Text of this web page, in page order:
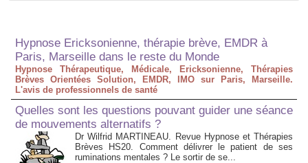
Hypnose Ericksonienne, thérapie brève, EMDR à
Paris, Marseille dans le reste du Monde
Hypnose Thérapeutique, Médicale, Ericksonienne, Thérapies
Brèves Orientées Solution, EMDR, IMO sur Paris, Marseille.
L'avis de professionnels de santé
Quelles sont les questions pouvant guider une séance
de mouvements alternatifs ?
Dr Wilfrid MARTINEAU. Revue Hypnose et Thérapies
Brèves HS20. Comment délivrer le patient de ses
ruminations mentales ? Le sortir de se...